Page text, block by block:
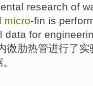
research of
micro-fin is
data for
微肋热管进行了实
。